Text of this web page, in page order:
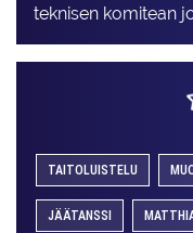
teknisen komitean
TAITOLUISTELU
JÄÄTANSSI